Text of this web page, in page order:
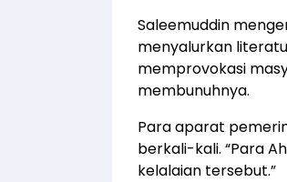
Saleemuddin
menyalurkan
memprovokasi
membunuhnya.
Para aparat
berkali-kali. “Para
kelalaian tersebut.”